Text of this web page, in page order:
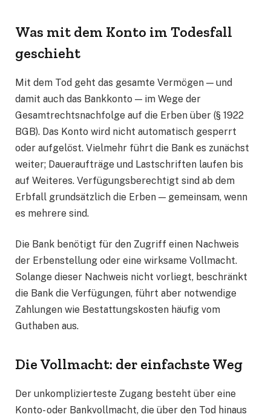
Was mit dem Konto im Todesfall
geschieht
Mit dem Tod geht das gesamte Vermögen — und
damit auch das Bankkonto — im Wege der
Gesamtrechtsnachfolge auf die Erben über (§ 1922
BGB). Das Konto wird nicht automatisch gesperrt
oder aufgelöst. Vielmehr führt die Bank es zunächst
weiter; Daueraufträge und Lastschriften laufen bis
auf Weiteres. Verfügungsberechtigt sind ab dem
Erbfall grundsätzlich die Erben — gemeinsam, wenn
es mehrere sind.
Die Bank benötigt für den Zugriff einen Nachweis
der Erbenstellung oder eine wirksame Vollmacht.
Solange dieser Nachweis nicht vorliegt, beschränkt
die Bank die Verfügungen, führt aber notwendige
Zahlungen wie Bestattungskosten häufig vom
Guthaben aus.
Die Vollmacht: der einfachste Weg
Der unkomplizierteste Zugang besteht über eine
Konto- oder Bankvollmacht, die über den Tod hinaus